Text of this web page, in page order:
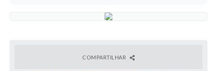
COMPARTILHAR